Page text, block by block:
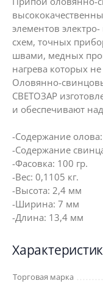
элементов
схем, точных
швами, медных
нагрева которых
Оловянно-
СВЕТОЗАР
и обеспечивают
-Содержание
-Содержание
-Фасовка: 100 гр.
-Вес: 0,1105 кг.
-Высота: 2,4 мм
-Ширина: 7 мм
-Длина: 13,4 мм
Торговая марка